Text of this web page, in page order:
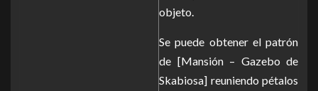
objeto.
Se puede obtener el patrón
de [Mansión – Gazebo de
Skabiosa] reuniendo pétalos